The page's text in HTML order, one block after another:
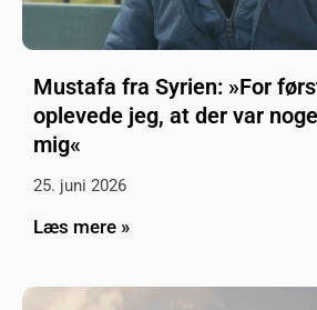
Mustafa fra Syrien: »For
oplevede jeg, at der var
mig«
25. juni 2026
Læs mere »